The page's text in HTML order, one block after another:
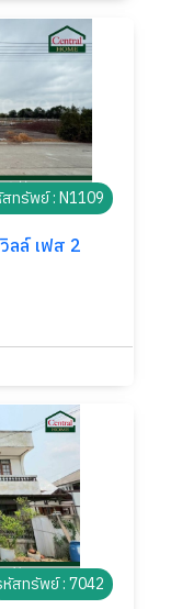
ทรัพย์ : N1109
ลล์ เฟส 2
สทรัพย์ : 7042